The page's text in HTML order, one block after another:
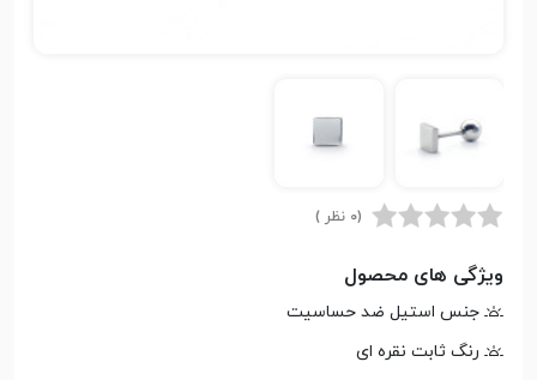
(0 نظر )
ویژگی های محصول
جنس استیل ضد حساسیت
رنگ ثابت نقره ای